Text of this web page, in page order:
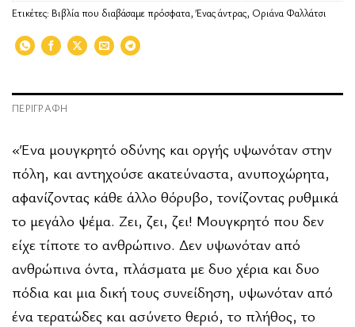
Ετικέτες: Βιβλία που διαβάσαμε πρόσφατα,Ένας άντρας, Οριάνα Φαλλάτσι
ΠΕΡΙΓΡΑΦΉ
«Ένα μουγκρητό οδύνης και οργής υψωνόταν στην
πόλη, και αντηχούσε ακατεύναστα, ανυποχώρητα,
αφανίζοντας κάθε άλλο θόρυβο, τονίζοντας ρυθμικά
το μεγάλο ψέμα. Ζει, ζει, ζει! Μουγκρητό που δεν
είχε τίποτε το ανθρώπινο. Δεν υψωνόταν από
ανθρώπινα όντα, πλάσματα με δυο χέρια και δυο
πόδια και μια δική τους συνείδηση, υψωνόταν από
ένα τερατώδες και ασύνετο θεριό, το πλήθος, το